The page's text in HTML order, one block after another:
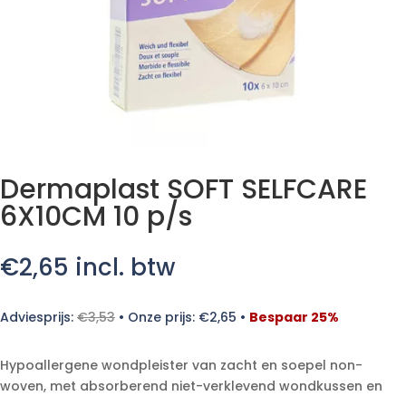
Dermaplast SOFT SELFCARE
6X10CM 10 p/s
€2,65 incl. btw
Adviesprijs: €3,53 • Onze prijs: €2,65 • Bespaar 25%
Hypoallergene wondpleister van zacht en soepel non-
woven, met absorberend niet-verklevend wondkussen en